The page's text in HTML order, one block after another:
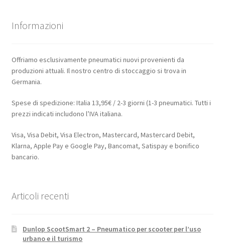
Informazioni
Offriamo esclusivamente pneumatici nuovi provenienti da
produzioni attuali. Il nostro centro di stoccaggio si trova in
Germania.
Spese di spedizione: Italia 13,95€ / 2-3 giorni (1-3 pneumatici. Tutti i
prezzi indicati includono l’IVA italiana.
Visa, Visa Debit, Visa Electron, Mastercard, Mastercard Debit,
Klarna, Apple Pay e Google Pay, Bancomat, Satispay e bonifico
bancario.
Articoli recenti
Dunlop ScootSmart 2 – Pneumatico per scooter per l’uso
urbano e il turismo